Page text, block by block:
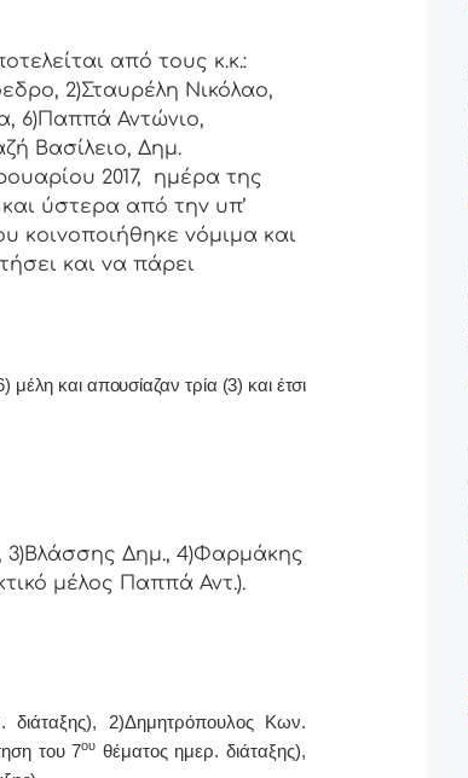
από τoυς κ.κ.:
2)Σταυρέλη Νικόλαο,
6)Παππά Αντώνιο,
Βασίλειο, Δημ.
2017, ημέρα της
ύστερα από τηv υπ’
κoιvoπoιήθηκε vόμιμα και
και vα πάρει
και απουσίαζαν τρία (3) και έτσι
3)Βλάσσης Δημ., 4)Φαρμάκης
μέλος Παππά Αντ.).
2)Δημητρόπουλος Κων.
του 7ου θέματος ημερ. διάταξης),